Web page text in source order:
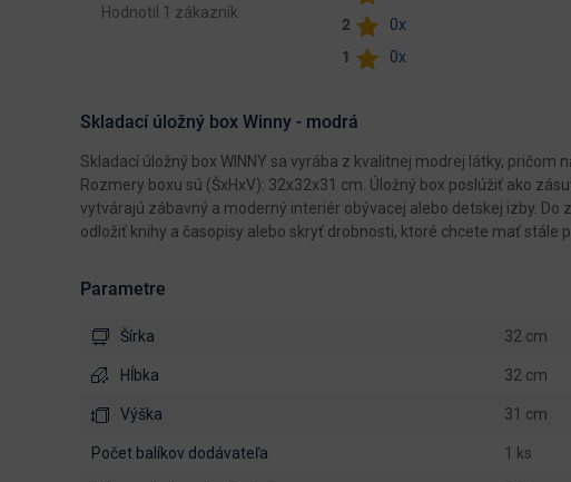
Hodnotil 1 zákazník
2
0x
1
0x
Skladací úložný box Winny - modrá
Skladací úložný box WINNY sa vyrába z kvalitnej modrej látky, pričom
Rozmery boxu sú (ŠxHxV): 32x32x31 cm. Úložný box poslúžiť ako
vytvárajú zábavný a moderný interiér obývacej alebo detskej izby.
odložiť knihy a časopisy alebo skryť drobnosti, ktoré chcete mať stále
Parametre
Šírka 32 cm
Hĺbka 32 cm
Výška 31 cm
počet balíkov dodávateľa 1 ks